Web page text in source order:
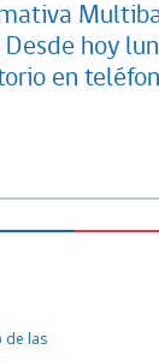
Desde hoy
en
de las